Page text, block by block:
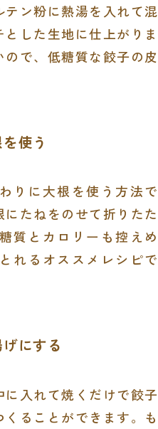
ン粉に熱湯を入れて混
した生地に仕上がりま
で、低糖質な餃子の皮
使う
りに大根を使う方法で
たねをのせて折りたた
質とカロリーも控えめ
れるオススメレシピで
にする
入れて焼くだけで餃子
ることができます。も